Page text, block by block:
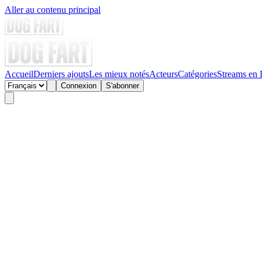
Aller au contenu principal
AccueilDerniers ajoutsLes mieux notésActeursCatégoriesStreams en
Connexion S'abonner